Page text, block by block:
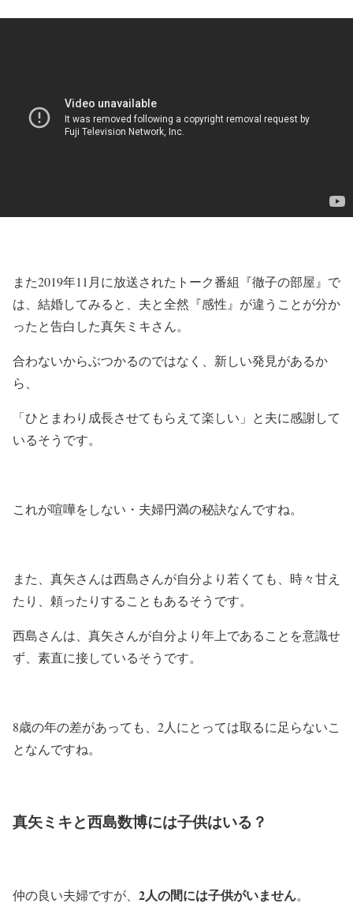
また2019年11月に放送されたトーク番組『徹子の部屋』で
は、結婚してみると、夫と全然『感性』が違うことが分か
ったと告白した真矢ミキさん。
合わないからぶつかるのではなく、新しい発見があるか
ら、
「ひとまわり成長させてもらえて楽しい」と夫に感謝して
いるそうです。
これが喧嘩をしない・夫婦円満の秘訣なんですね。
また、真矢さんは西島さんが自分より若くても、時々甘え
たり、頼ったりすることもあるそうです。
西島さんは、真矢さんが自分より年上であることを意識せ
ず、素直に接しているそうです。
8歳の年の差があっても、2人にとっては取るに足らないこ
となんですね。
真矢ミキと西島数博には子供はいる？
仲の良い夫婦ですが、 2人の間には子供がいません。